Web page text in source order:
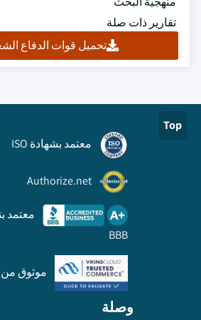
تقارير ذات صلة
تحميل قوات الدفاع
Top
معتمد بشهادة ISO
Authorize.net
BBB
موثوق من Viking Cloud
وصلة